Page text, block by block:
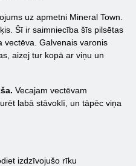
uz apmetni Mineral Town.
Šī ir saimniecība šīs pilsētas
vectēva. Galvenais varonis
aizej tur kopā ar viņu un
Vecajam vectēvam
labā stāvoklī, un tāpēc viņa
izdzīvojušo rīku